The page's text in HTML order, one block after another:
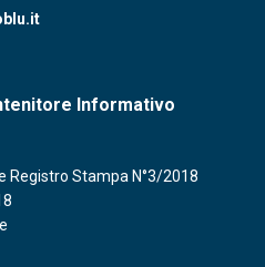
Informativo
Registro Stampa N°3/2018